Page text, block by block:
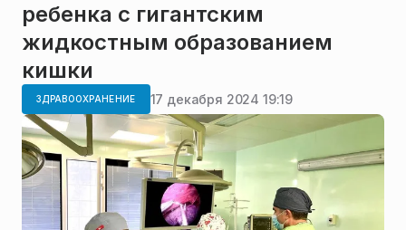
ребенка с гигантским
жидкостным образованием
кишки
ЗДРАВООХРАНЕНИЕ 17 декабря 2024 19:19